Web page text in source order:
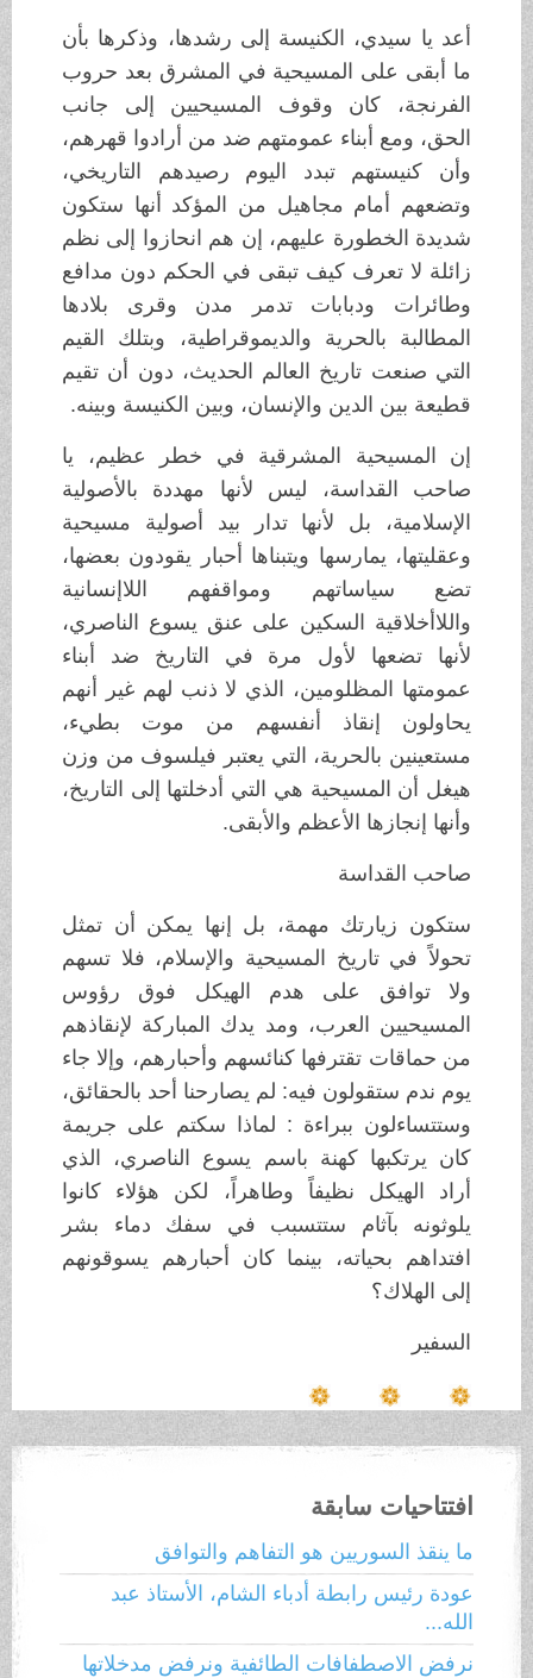
أعد يا سيدي، الكنيسة إلى رشدها، وذكرها بأن
ما أبقى على المسيحية في المشرق بعد حروب
الفرنجة، كان وقوف المسيحيين إلى جانب
الحق، ومع أبناء عمومتهم ضد من أرادوا قهرهم،
وأن كنيستهم تبدد اليوم رصيدهم التاريخي،
وتضعهم أمام مجاهيل من المؤكد أنها ستكون
شديدة الخطورة عليهم، إن هم انحازوا إلى نظم
زائلة لا تعرف كيف تبقى في الحكم دون مدافع
وطائرات ودبابات تدمر مدن وقرى بلادها
المطالبة بالحرية والديموقراطية، وبتلك القيم
التي صنعت تاريخ العالم الحديث، دون أن تقيم
قطيعة بين الدين والإنسان، وبين الكنيسة وبينه.
إن المسيحية المشرقية في خطر عظيم، يا
صاحب القداسة، ليس لأنها مهددة بالأصولية
الإسلامية، بل لأنها تدار بيد أصولية مسيحية
وعقليتها، يمارسها ويتبناها أحبار يقودون بعضها،
تضع سياساتهم ومواقفهم اللاإنسانية
واللاأخلاقية السكين على عنق يسوع الناصري،
لأنها تضعها لأول مرة في التاريخ ضد أبناء
عمومتها المظلومين، الذي لا ذنب لهم غير أنهم
يحاولون إنقاذ أنفسهم من موت بطيء،
مستعينين بالحرية، التي يعتبر فيلسوف من وزن
هيغل أن المسيحية هي التي أدخلتها إلى التاريخ،
وأنها إنجازها الأعظم والأبقى.
صاحب القداسة
ستكون زيارتك مهمة، بل إنها يمكن أن تمثل
تحولاً في تاريخ المسيحية والإسلام، فلا تسهم
ولا توافق على هدم الهيكل فوق رؤوس
المسيحيين العرب، ومد يدك المباركة لإنقاذهم
من حماقات تقترفها كنائسهم وأحبارهم، وإلا جاء
يوم ندم ستقولون فيه: لم يصارحنا أحد بالحقائق،
وستتساءلون ببراءة : لماذا سكتم على جريمة
كان يرتكبها كهنة باسم يسوع الناصري، الذي
أراد الهيكل نظيفاً وطاهراً، لكن هؤلاء كانوا
يلوثونه بآثام ستتسبب في سفك دماء بشر
افتداهم بحياته، بينما كان أحبارهم يسوقونهم
إلى الهلاك؟
السفير
افتتاحيات سابقة
ما ينقذ السوريين هو التفاهم والتوافق
عودة رئيس رابطة أدباء الشام، الأستاذ عبد
الله...
نرفض الاصطفافات الطائفية ونرفض مدخلاتها